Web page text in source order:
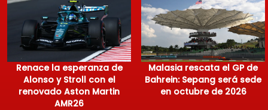
Renace la esperanza de
Alonso y Stroll con el
renovado Aston Martin
AMR26
Malasia rescata el GP de
Bahrein: Sepang será sede
en octubre de 2026